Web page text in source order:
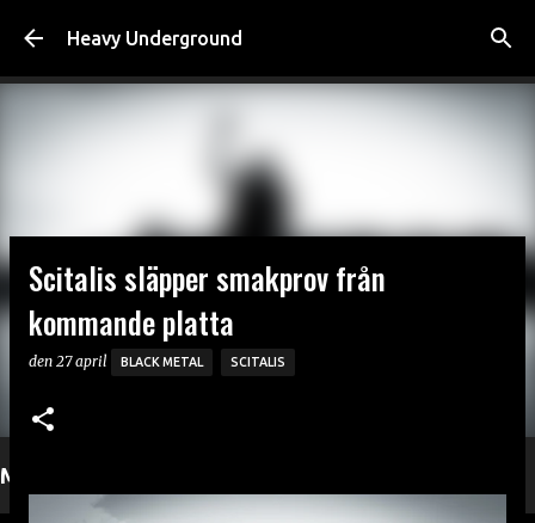
Fortsätt till huvudinnehåll
Heavy Underground
Mer läsning
Scitalis släpper smakprov från
kommande platta
den 27 april BLACK METAL SCITALIS